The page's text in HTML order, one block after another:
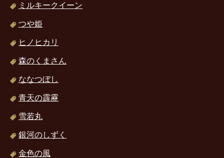
ミルキークイーン
つや姫
ヒノヒカリ
森のくまさん
ななつぼし
青天の霹靂
雪若丸
銀河のしずく
金色の風